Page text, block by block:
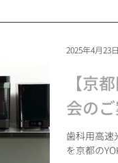
【京
会の
歯科用高速
を京都の
2025年4月23